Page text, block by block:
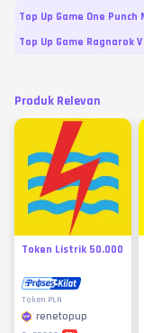
Top Up Game One
Top Up Game Ragnarok
Produk Relevan
Token Listrik 50.000
Token PLN
renetopup